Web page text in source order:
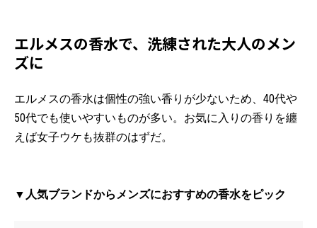
エルメスの香水で、洗練された大人のメン
ズに
エルメスの香水は個性の強い香りが少ないため、40代や
50代でも使いやすいものが多い。お気に入りの香りを纏
えば女子ウケも抜群のはずだ。
▼人気ブランドからメンズにおすすめの香水をピック